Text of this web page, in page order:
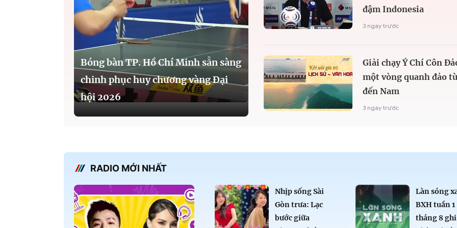
Bóng bàn TP. Hồ Chí Minh sẵn sàng
chinh phục huy chương vàng Đại
hội 2026
đậm Indonesia
3 ngày trước
Giải chạy Ý Chí Côn
một vòng quanh đảo
đến Nam
3 ngày trước
RADIO MỚI NHẤT
Nhịp sống Sài
Gòn trưa: Lạc
bước giữa
Làn sóng
BXH tuần 1
tháng 8 ghi